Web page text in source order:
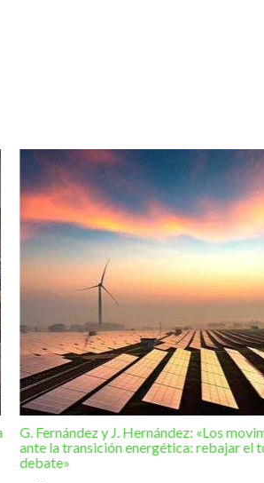
G. Fernández y J. Hernández: «Los
ante la transición energética: rebajar el
debate»